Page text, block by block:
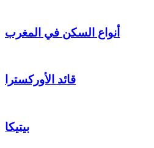
أنواع السكن في المغرب
قائد الأوركسترا
بيتيكا